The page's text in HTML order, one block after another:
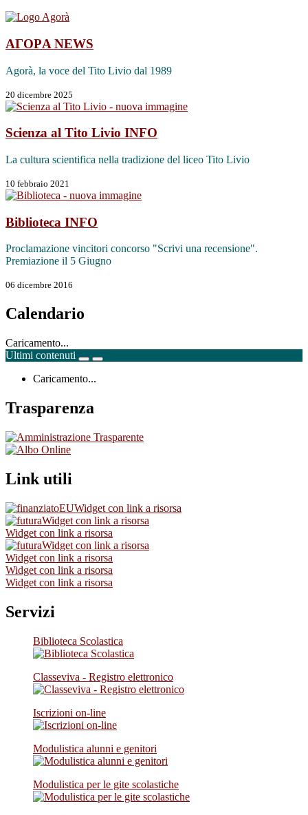
AΓOΡA NEWS
Agorà, la voce del Tito Livio dal 1989
20 dicembre 2025
Scienza al Tito Livio INFO
La cultura scientifica nella tradizione del liceo Tito Livio
10 febbraio 2021
Biblioteca INFO
Proclamazione vincitori concorso "Scrivi una recensione".
Premiazione il 5 Giugno
06 dicembre 2016
Calendario
Caricamento...
Ultimi contenuti
Caricamento...
Trasparenza
Link utili
Widget con link a risorsa
Widget con link a risorsa
Widget con link a risorsa
Widget con link a risorsa
Widget con link a risorsa
Widget con link a risorsa
Widget con link a risorsa
Servizi
Biblioteca Scolastica
Classeviva - Registro elettronico
Iscrizioni on-line
Modulistica alunni e genitori
Modulistica per le gite scolastiche